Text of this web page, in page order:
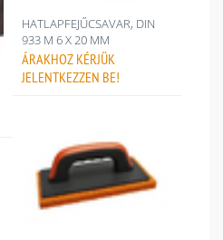
HATLAPFEJŰCSAVAR, DIN
933 M 6 X 20 MM
ÁRAKHOZ KÉRJÜK
JELENTKEZZEN BE!